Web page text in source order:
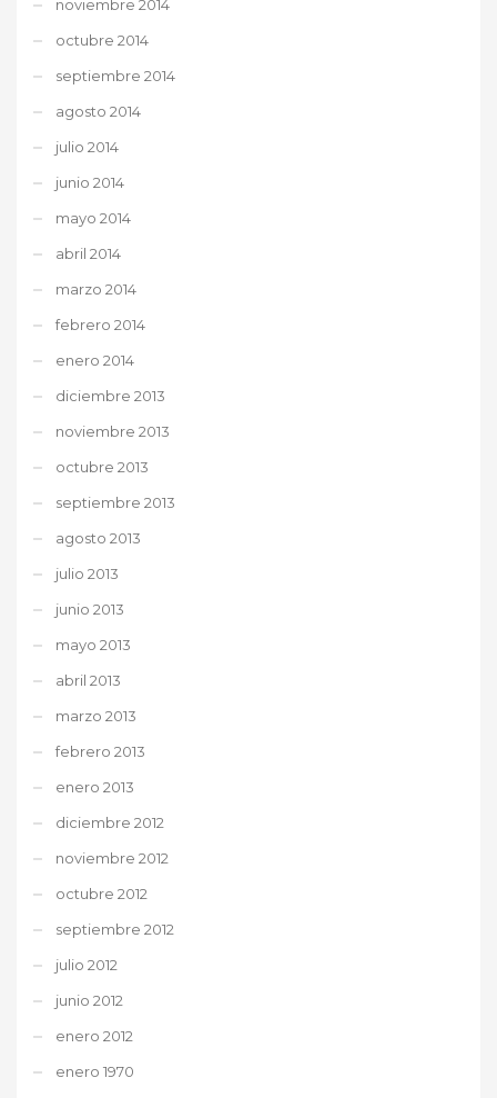
noviembre 2014
octubre 2014
septiembre 2014
agosto 2014
julio 2014
junio 2014
mayo 2014
abril 2014
marzo 2014
febrero 2014
enero 2014
diciembre 2013
noviembre 2013
octubre 2013
septiembre 2013
agosto 2013
julio 2013
junio 2013
mayo 2013
abril 2013
marzo 2013
febrero 2013
enero 2013
diciembre 2012
noviembre 2012
octubre 2012
septiembre 2012
julio 2012
junio 2012
enero 2012
enero 1970